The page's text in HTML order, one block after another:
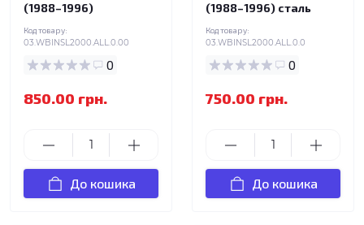
(1988–1996)
Код товару:
03.WBINSL2000.ALL.0.00
0
850.00 грн.
До кошика
(1988–1996) сталь
Код товару:
03.WBINSL2000.ALL.0.0
0
750.00 грн.
До кошика